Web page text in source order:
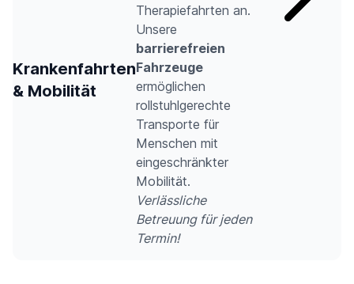
Krankenfahrten
& Mobilität
Therapiefahrten an.
Unsere
barrierefreien
Fahrzeuge
ermöglichen
rollstuhlgerechte
Transporte für
Menschen mit
eingeschränkter
Mobilität.
Verlässliche
Betreuung für jeden
Termin!